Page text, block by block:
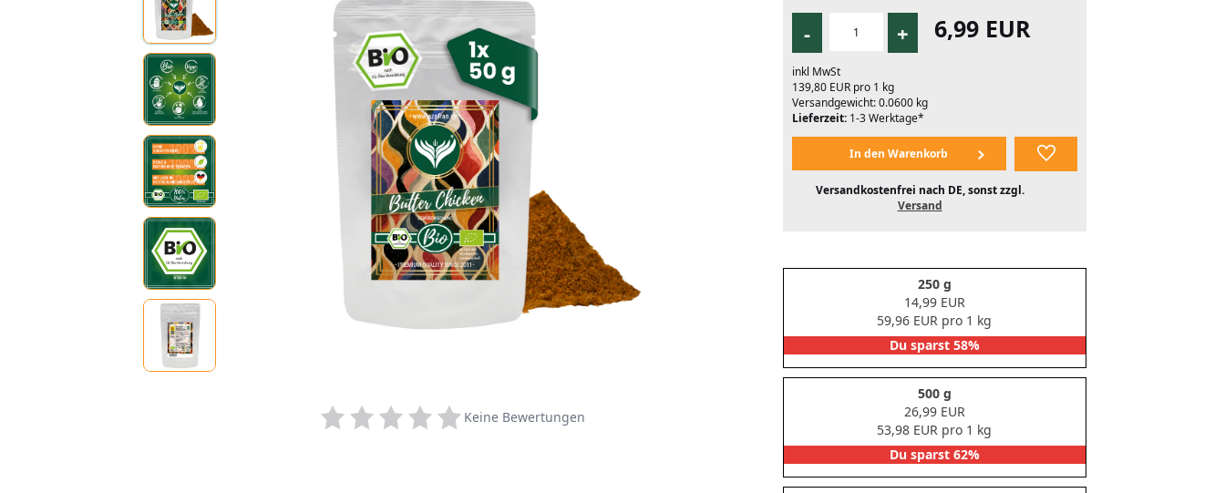
Keine Bewertungen
- + 6,99 EUR
inkl MwSt
139,80 EUR pro 1 kg
Versandgewicht: 0.0600 kg
Lieferzeit:1-3 Werktage*
Versandkostenfrei nach DE, sonst zzgl.
Versand
250 g
14,99 EUR
59,96 EUR pro 1 kg
Du sparst 58%
500 g
26,99 EUR
53,98 EUR pro 1 kg
Du sparst 62%